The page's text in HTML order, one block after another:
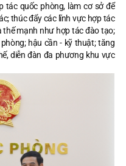
tác quốc phòng, làm cơ sở để
thúc đẩy các lĩnh vực hợp tác
thế mạnh như hợp tác đào tạo;
hậu cần - kỹ thuật; tăng
diễn đàn đa phương khu vực